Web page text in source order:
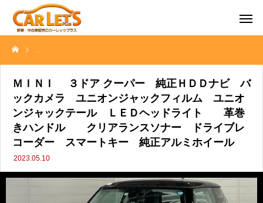
ＭＩＮＩ ３ドア クーパー 純正ＨＤＤナビ バックカメラ ユニ
ＭＩＮＩ ３ドア クーパー 純正ＨＤＤナビ バ
ックカメラ ユニオンジャックフィルム ユニオ
ンジャックテール ＬＥＤヘッドライト 革巻
きハンドル クリアランスソナー ドライブレ
コーダー スマートキー 純正アルミホイール
2023.05.10